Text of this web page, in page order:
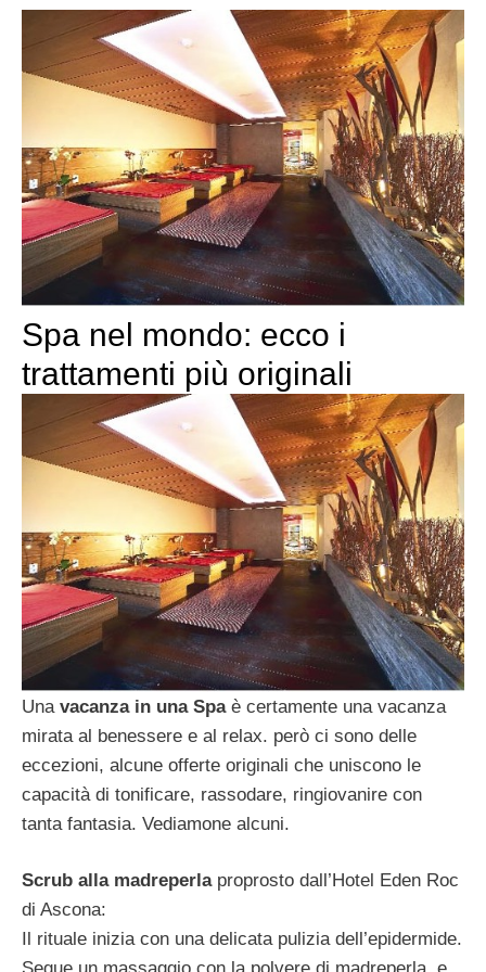
Spa nel mondo: ecco i
trattamenti più originali
Una vacanza in una Spaè certamente una vacanza
mirata al benessere e al relax. però ci sono delle
eccezioni, alcune offerte originali che uniscono le
capacità di tonificare, rassodare, ringiovanire con
tanta fantasia. Vediamone alcuni.
Scrub alla madreperlaproprosto dall’Hotel Eden Roc
di Ascona:
Il rituale inizia con una delicata pulizia dell’epidermide.